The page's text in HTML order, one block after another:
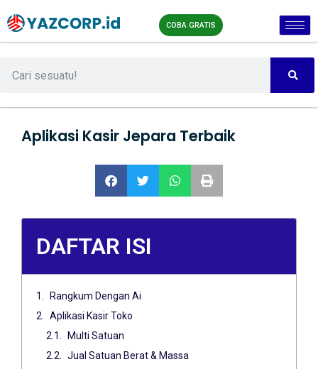
COBA GRATIS
Aplikasi Kasir Jepara Terbaik
DAFTAR ISI
Rangkum Dengan Ai
Aplikasi Kasir Toko
Multi Satuan
Jual Satuan Berat & Massa